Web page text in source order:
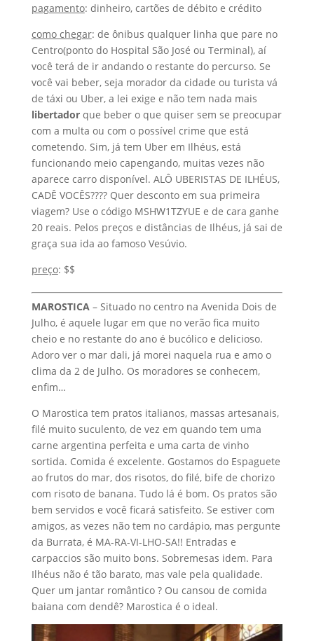
pagamento: dinheiro, cartões de débito e crédito
como chegar: de ônibus qualquer linha que pare no
Centro(ponto do Hospital São José ou Terminal), aí
você terá de ir andando o restante do percurso. Se
você vai beber, seja morador da cidade ou turista vá
de táxi ou Uber, a lei exige e não tem nada mais
libertadorque beber o que quiser sem se preocupar
com a multa ou com o possível crime que está
cometendo. Sim, já tem Uber em Ilhéus, está
funcionando meio capengando, muitas vezes não
aparece carro disponível. ALÔ UBERISTAS DE ILHÉUS,
CADÊ VOCÊS???? Quer desconto em sua primeira
viagem? Use o código MSHW1TZYUE e de cara ganhe
20 reais. Pelos preços e distâncias de Ilhéus, já sai de
graça sua ida ao famoso Vesúvio.
preço: $$
MAROSTICA – Situado no centro na Avenida Dois de
Julho, é aquele lugar em que no verão fica muito
cheio e no restante do ano é bucólico e delicioso.
Adoro ver o mar dali, já morei naquela rua e amo o
clima da 2 de Julho. Os moradores se conhecem,
enfim…
O Marostica tem pratos italianos, massas artesanais,
filé muito suculento, de vez em quando tem uma
carne argentina perfeita e uma carta de vinho
sortida. Comida é excelente. Gostamos do Espaguete
ao frutos do mar, dos risotos, do filé, bife de chorizo
com risoto de banana. Tudo lá é bom. Os pratos são
bem servidos e você ficará satisfeito. Se estiver com
amigos, as vezes não tem no cardápio, mas pergunte
da Burrata, é MA-RA-VI-LHO-SA!! Entradas e
carpaccios são muito bons. Sobremesas idem. Para
Ilhéus não é tão barato, mas vale pela qualidade.
Quer um jantar romântico ? Ou cansou de comida
baiana com dendê? Marostica é o ideal.